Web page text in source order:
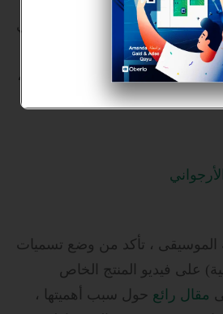
تحرير الفيديو لتشغيل المسار في
شعارك ورسالتك التمهيدية. تقدم
موسيقى خلفية بدون حقوق ملكية ،
، تأكد من وضع تسميات
على فيديو المنتج الخاص
مقال رائع حول سبب أهميتها ،